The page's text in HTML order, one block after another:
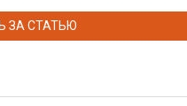
ЗА СТАТЬЮ